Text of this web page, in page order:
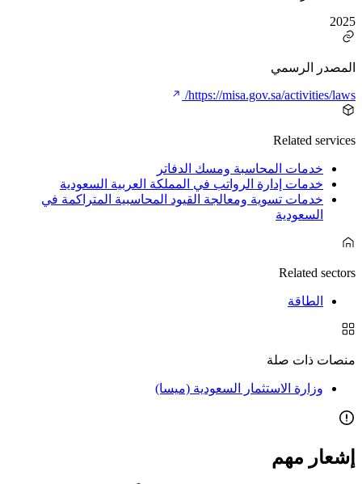
2025
المصدر الرسمي
https://misa.gov.sa/activities/laws/
Related services
خدمات المحاسبة ومسك الدفاتر
خدمات إدارة الرواتب في المملكة العربية السعودية
خدمات تسوية ومعالجة القيود المحاسبية المتراكمة في
السعودية
Related sectors
الطاقة
منصات ذات صلة
وزارة الاستثمار السعودية (ميسا)
إشعار مهم